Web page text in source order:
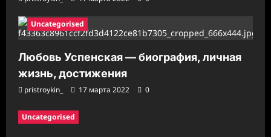
Uncategorised
Любовь Успенская — биография, личная
жизнь, достижения
pristroykin_ 17 марта 2022 0
Uncategorised